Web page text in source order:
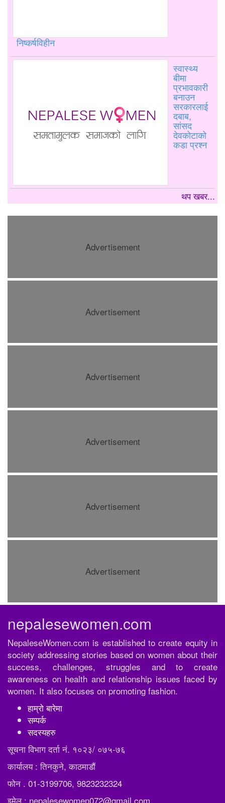
निष्कर्षविहीन
स्वास्थ्य
बीमा
प्रभावकारी
बनाउन
सरकारलाई
दबाब,
सांसद
देवकोटाको
कडा प्रश्न
थप खबर...
Advertisement
Advertisement
Advertisement
Advertisement
Advertisement
Advertisement
nepalesewomen.com
NepaleseWomen.com is established to create equity in
society addressing stories based on women about their
success, challenges, struggles and to create
awareness on health and relationship issues faced by
women. It also focuses on promoting fashion.
हाम्रो बारेमा
सम्पर्क
सदस्यहरु
सूचना विभाग दर्ता नं. १०२३/ ०७५-७६
कार्यालय : तिनकुने, काठमाडौं
फोन . 01-3199706, 9823232324
इमेल : nepalesewomen072@gmail.com